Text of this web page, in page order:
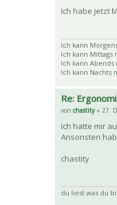
Ich habe jetzt
Ich kann
Ich kann Mittags
Ich kann
Ich kann Nachts
Re:
von chastity» 27.
Ich hatte mir
Ansonsten
chastity
du liest was du